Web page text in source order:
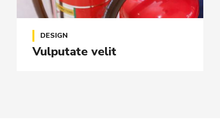
DESIGN
Vulputate velit